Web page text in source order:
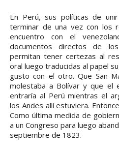
En Perú, sus políticas de
terminar de una vez con los
encuentro con el
documentos directos de
permitan tener certezas al
oral luego traducidas al papel
gusto con el otro. Que San
molestaba a Bolívar y que el
entraría al Perú mientras el
los Andes allí estuviera.
Como última medida de
a un Congreso para luego
septiembre de 1823.